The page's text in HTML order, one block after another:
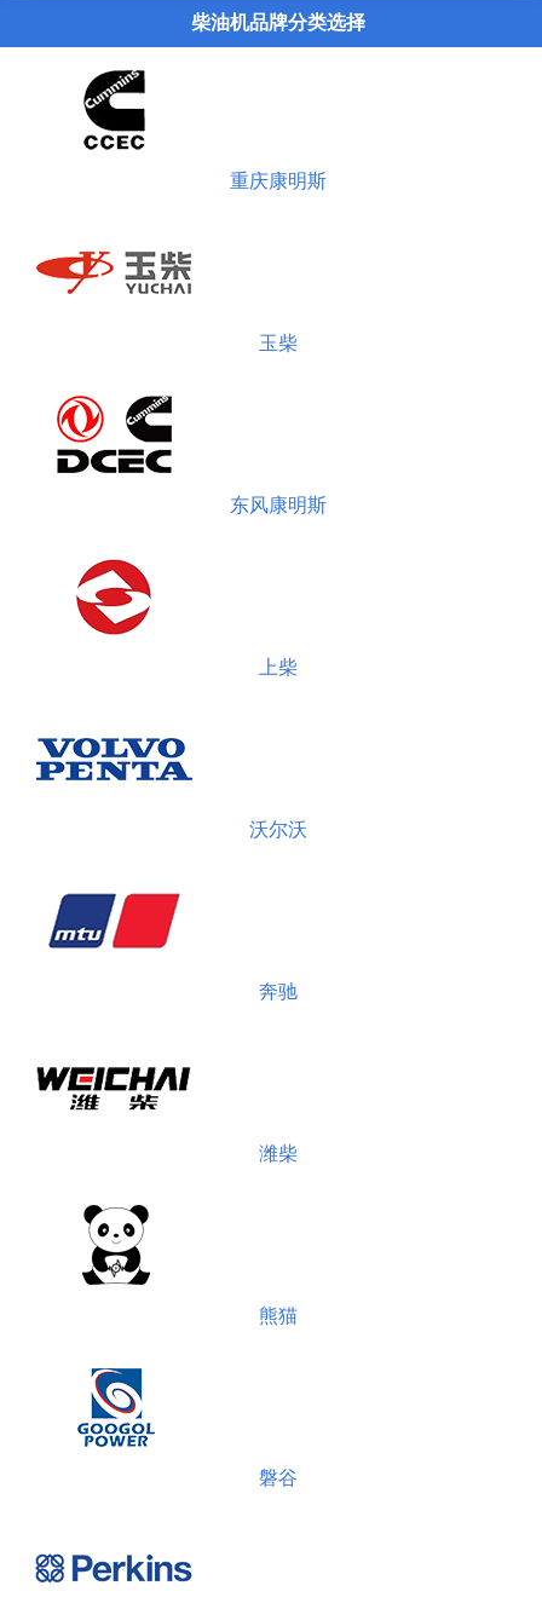
柴油机品牌分类选择
重庆康明斯
玉柴
东风康明斯
上柴
沃尔沃
奔驰
潍柴
熊猫
磐谷